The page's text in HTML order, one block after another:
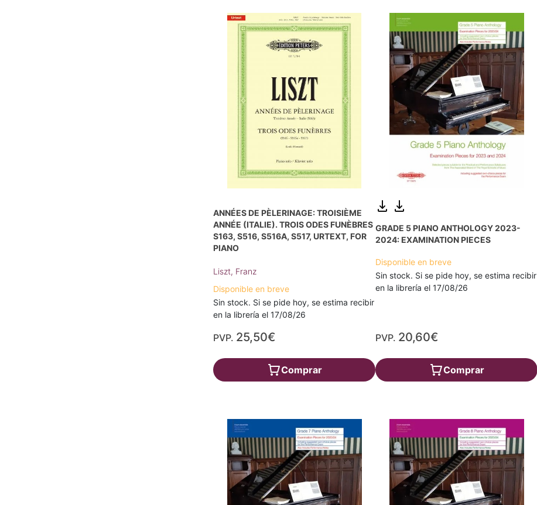
ANNÉES DE PÈLERINAGE: TROISIÈME
ANNÉE (ITALIE). TROIS ODES FUNÈBRES
S163, S516, S516A, S517, URTEXT, FOR
PIANO
Liszt, Franz
Disponible en breve
Sin stock. Si se pide hoy, se estima recibir
en la librería el 17/08/26
PVP. 25,50€
Comprar
GRADE 5 PIANO ANTHOLOGY 2023-
2024: EXAMINATION PIECES
Disponible en breve
Sin stock. Si se pide hoy, se estima recibir
en la librería el 17/08/26
PVP. 20,60€
Comprar